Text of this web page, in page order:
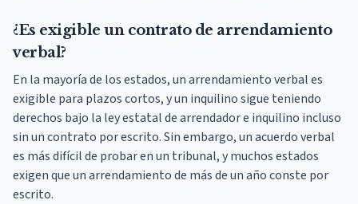
¿Es exigible un contrato de arrendamiento
verbal?
En la mayoría de los estados, un arrendamiento verbal es
exigible para plazos cortos, y un inquilino sigue teniendo
derechos bajo la ley estatal de arrendador e inquilino incluso
sin un contrato por escrito. Sin embargo, un acuerdo verbal
es más difícil de probar en un tribunal, y muchos estados
exigen que un arrendamiento de más de un año conste por
escrito.